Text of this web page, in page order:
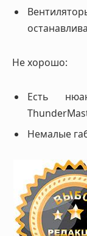
Не хорошо:
Есть
Немалые